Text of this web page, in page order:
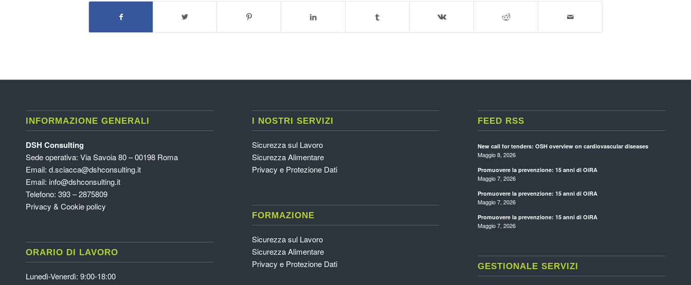
INFORMAZIONE GENERALI
DSH Consulting
Sede operativa: Via Savoia 80 – 00198 Roma
Email: d.sciacca@dshconsulting.it
Email: info@dshconsulting.it
Telefono: 393 – 2875809
Privacy & Cookie policy
ORARIO DI LAVORO
Lunedì-Venerdì: 9:00-18:00
I NOSTRI SERVIZI
Sicurezza sul Lavoro
Sicurezza Alimentare
Privacy e Protezione Dati
FORMAZIONE
Sicurezza sul Lavoro
Sicurezza Alimentare
Privacy e Protezione Dati
FEED RSS
New call for tenders: OSH overview on cardiovascular diseases
Maggio 8, 2026
Promuovere la prevenzione: 15 anni di OiRA
Maggio 7, 2026
Promuovere la prevenzione: 15 anni di OiRA
Maggio 7, 2026
Promuovere la prevenzione: 15 anni di OiRA
Maggio 7, 2026
GESTIONALE SERVIZI